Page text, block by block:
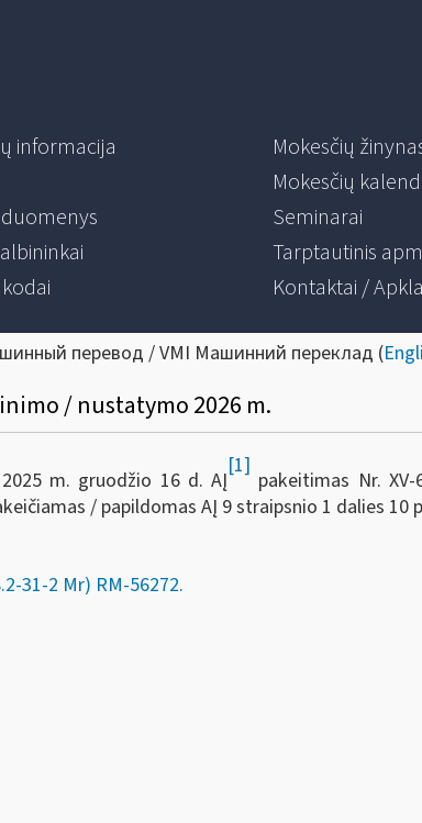
informacija
Mokesčių
Mokesčių
Seminarai
Tarptautinis
Kontaktai /
перевод / VMI Машинний переклад (
/ nustatymo 2026 m.
m. gruodžio 16 d. AĮ
[1]
pakeitimas Nr. XV-
/ papildomas AĮ 9 straipsnio 1 dalies 10
31-2 Mr) RM-56272.